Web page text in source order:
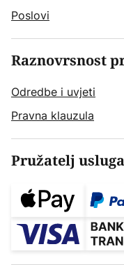
Poslovi
Raznovrsnost
Odredbe i uvjeti
Pravna klauzula
Pružatelj